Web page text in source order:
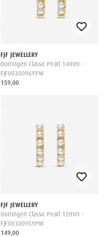
FJF JEWELLERY
Oorringen Classic Pearl 14mm -
FJF0030096YPW
159,00
FJF JEWELLERY
Oorringen Classic Pearl 12mm -
FJF0030095YPW
149,00